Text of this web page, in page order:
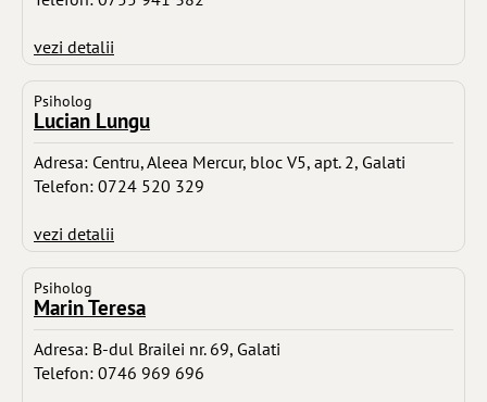
vezi detalii
Psiholog
Lucian Lungu
Adresa: Centru, Aleea Mercur, bloc V5, apt. 2, Galati
Telefon: 0724 520 329
vezi detalii
Psiholog
Marin Teresa
Adresa: B-dul Brailei nr. 69, Galati
Telefon: 0746 969 696